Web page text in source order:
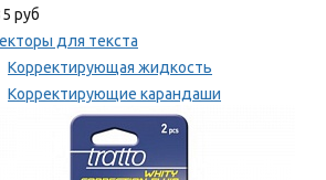
руб
для текста
Корректирующая жидкость
Корректирующие карандаши
Корректирующие ленты